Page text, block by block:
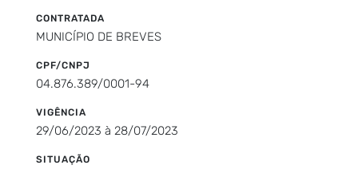
CONTRATADA
MUNICÍPIO DE BREVES
CPF/CNPJ
04.876.389/0001-94
VIGÊNCIA
29/06/2023 à 28/07/2023
SITUAÇÃO